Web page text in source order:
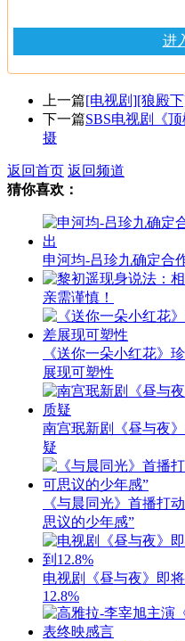
进
上一篇[电视剧][狼殿
下一篇SBS电视剧《
摄
返回首页 返回频道
猜你喜欢：
申河均-吕珍九确定合
亲需谨慎！
《送你一朵小红花》
展现可塑性
南宫珉新剧《昼与夜
疑
《与晨同光》首播打
思议的少年感”
电视剧《昼与夜》即
12.8%